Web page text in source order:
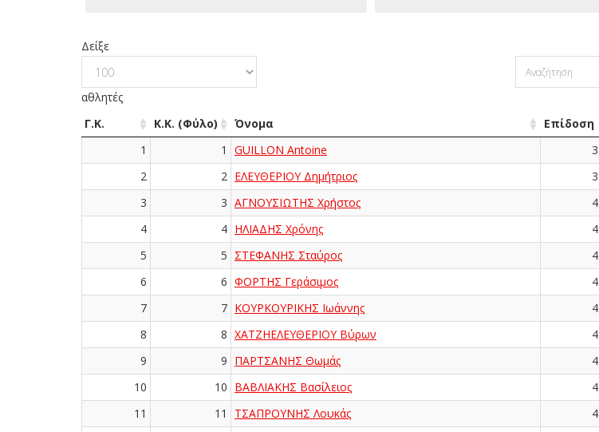
Δείξε
αθλητές
Γ.Κ. Κ.Κ. (Φύλο) Όνομα
Επίδοση
1
1 GUILLON Antoine
2
2 ΕΛΕΥΘΕΡΙΟΥ Δημήτριος
3
3 ΑΓΝΟΥΣΙΩΤΗΣ Χρήστος
4
4 ΗΛΙΑΔΗΣ Χρόνης
5
5 ΣΤΕΦΑΝΗΣ Σταύρος
6
6 ΦΟΡΤΗΣ Γεράσιμος
7
7 ΚΟΥΡΚΟΥΡΙΚΗΣ Ιωάννης
8
8 ΧΑΤΖΗΕΛΕΥΘΕΡΙΟΥ Βύρων
9
9 ΠΑΡΤΣΑΝΗΣ Θωμάς
10
10 ΒΑΒΛΙΑΚΗΣ Βασίλειος
11
11 ΤΣΑΠΡΟΥΝΗΣ Λουκάς